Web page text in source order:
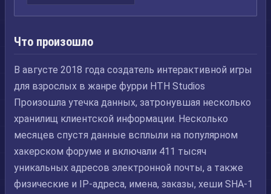
Что произошло
В августе 2018 года создатель интерактивной игры
для взрослых в жанре фурри HTH Studios
Произошла утечка данных, затронувшая несколько
хранилищ клиентской информации. Несколько
месяцев спустя данные всплыли на популярном
хакерском форуме и включали 411 тысяч
уникальных адресов электронной почты, а также
физические и IP-адреса, имена, заказы, хеши SHA-1